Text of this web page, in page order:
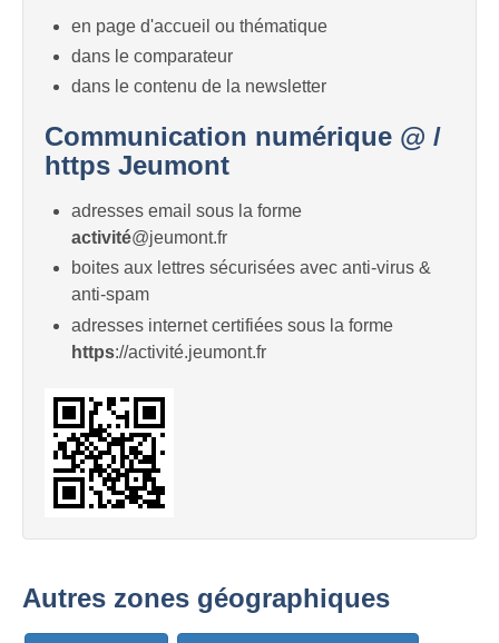
en page d'accueil ou thématique
dans le comparateur
dans le contenu de la newsletter
Communication numérique @ /
https Jeumont
adresses email sous la forme
activité@jeumont.fr
boites aux lettres sécurisées avec anti-virus &
anti-spam
adresses internet certifiées sous la forme
https://activité.jeumont.fr
Autres zones géographiques